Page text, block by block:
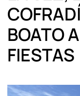
BOATO
FIESTAS